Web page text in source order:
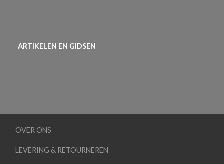
ARTIKELEN EN GIDSEN
OVER ONS
LEVERING & RETOURNEREN